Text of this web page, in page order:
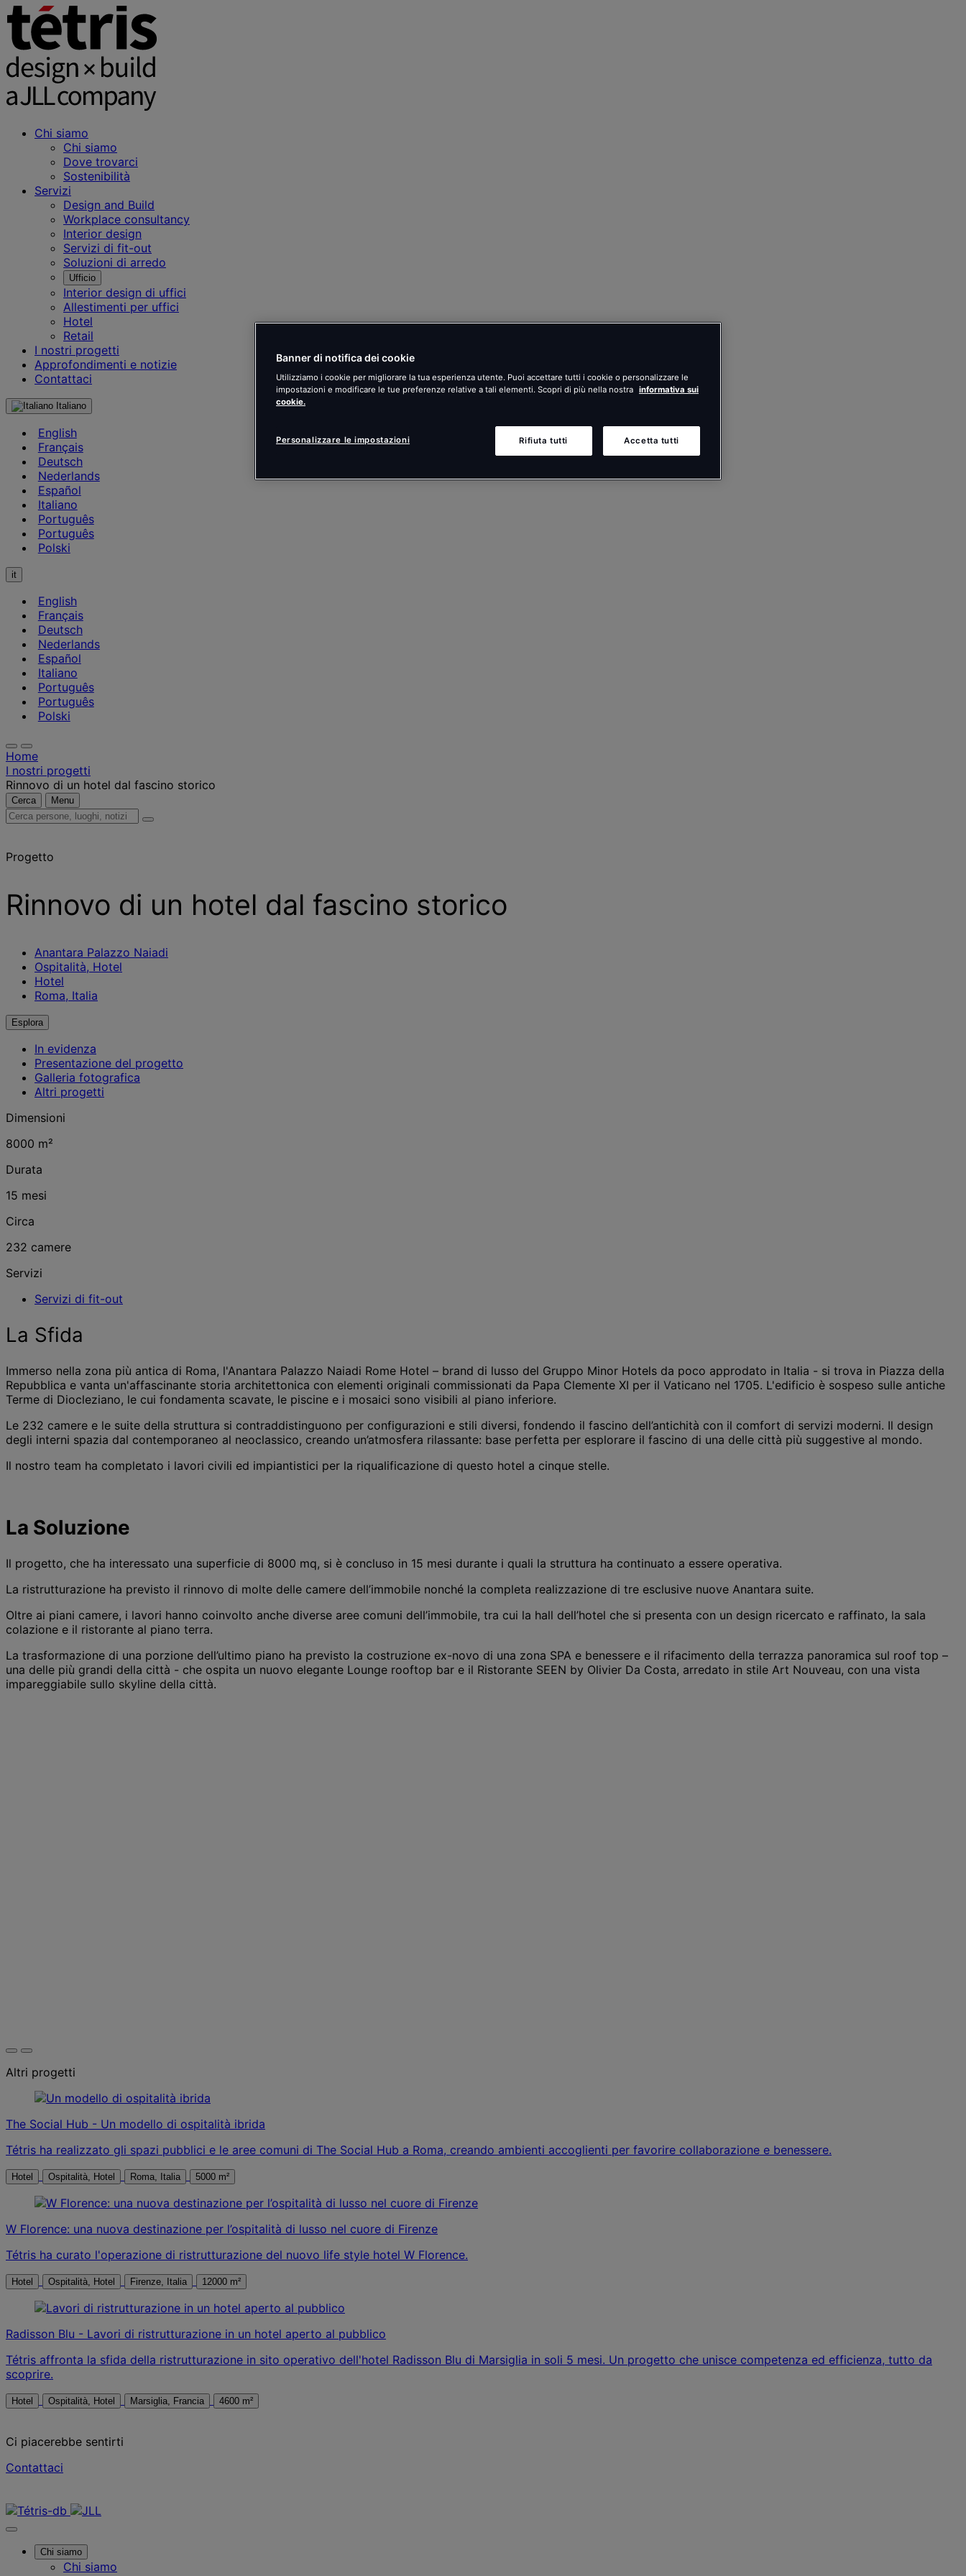
Chi siamo
Chi siamo
Dove trovarci
Sostenibilità
Servizi
Design and Build
Workplace consultancy
Interior design
Servizi di fit-out
Soluzioni di arredo
Ufficio
Interior design di uffici
Allestimenti per uffici
Hotel
Retail
I nostri progetti
Approfondimenti e notizie
Contattaci
Italiano
English
Français
Deutsch
Nederlands
Español
Italiano
Português
Português
Polski
it
English
Français
Deutsch
Nederlands
Español
Italiano
Português
Português
Polski
Home
I nostri progetti
Rinnovo di un hotel dal fascino storico
Cerca Menu
Cerca
notizie
Progetto
Rinnovo di un hotel dal fascino storico
Anantara Palazzo Naiadi
Ospitalità, Hotel
Hotel
Roma, Italia
Esplora
In evidenza
Presentazione del progetto
Galleria fotografica
Altri progetti
Dimensioni
8000 m²
Durata
15 mesi
Circa
232 camere
Servizi
Servizi di fit-out
La Sfida
Immerso nella zona più antica di Roma, l'Anantara Palazzo Naiadi Rome Hotel – brand di lusso del Gruppo Minor Hotels da poco approdato in Italia - si trova in Piazza della
Repubblica e vanta un'affascinante storia architettonica con elementi originali commissionati da Papa Clemente XI per il Vaticano nel 1705. L'edificio è sospeso sulle antiche
Terme di Diocleziano, le cui fondamenta scavate, le piscine e i mosaici sono visibili al piano inferiore.
Le 232 camere e le suite della struttura si contraddistinguono per configurazioni e stili diversi, fondendo il fascino dell’antichità con il comfort di servizi moderni. Il design
degli interni spazia dal contemporaneo al neoclassico, creando un’atmosfera rilassante: base perfetta per esplorare il fascino di una delle città più suggestive al mondo.
Il nostro team ha completato i lavori civili ed impiantistici per la riqualificazione di questo hotel a cinque stelle.
La Soluzione
Il progetto, che ha interessato una superficie di 8000 mq, si è concluso in 15 mesi durante i quali la struttura ha continuato a essere operativa.
La ristrutturazione ha previsto il rinnovo di molte delle camere dell’immobile nonché la completa realizzazione di tre esclusive nuove Anantara suite.
Oltre ai piani camere, i lavori hanno coinvolto anche diverse aree comuni dell’immobile, tra cui la hall dell’hotel che si presenta con un design ricercato e raffinato, la sala
colazione e il ristorante al piano terra.
La trasformazione di una porzione dell’ultimo piano ha previsto la costruzione ex-novo di una zona SPA e benessere e il rifacimento della terrazza panoramica sul roof top –
una delle più grandi della città - che ospita un nuovo elegante Lounge rooftop bar e il Ristorante SEEN by Olivier Da Costa, arredato in stile Art Nouveau, con una vista
impareggiabile sullo skyline della città.
Altri progetti
The Social Hub - Un modello di ospitalità ibrida
Tétris ha realizzato gli spazi pubblici e le aree comuni di The Social Hub a Roma, creando ambienti accoglienti per favorire collaborazione e benessere.
Hotel Ospitalità, Hotel Roma, Italia 5000 m²
W Florence: una nuova destinazione per l’ospitalità di lusso nel cuore di Firenze
Tétris ha curato l'operazione di ristrutturazione del nuovo life style hotel W Florence.
Hotel Ospitalità, Hotel Firenze, Italia 12000 m²
Radisson Blu - Lavori di ristrutturazione in un hotel aperto al pubblico
Tétris affronta la sfida della ristrutturazione in sito operativo dell'hotel Radisson Blu di Marsiglia in soli 5 mesi. Un progetto che unisce competenza ed efficienza, tutto da
scoprire.
Hotel Ospitalità, Hotel Marsiglia, Francia 4600 m²
Ci piacerebbe sentirti
Contattaci
Chi siamo
Chi siamo
Banner di notifica dei cookie
Utilizziamo i cookie per migliorare la tua esperienza utente. Puoi accettare tutti i cookie o personalizzare le
impostazioni e modificare le tue preferenze relative a tali elementi. Scopri di più nella nostra informativa sui
cookie.
Rifiuta tutti Accetta tutti
Personalizzare le impostazioni